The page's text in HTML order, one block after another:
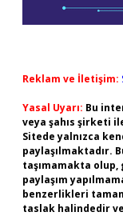
Reklam ve İletişim:
Yasal Uyarı: Bu
veya şahıs şirketi
Sitede yalnızca
paylaşılmaktadır.
taşımamakta
paylaşım
benzerlikleri
taslak halindedir